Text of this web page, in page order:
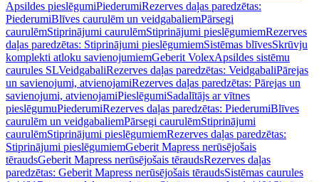
Apsildes pieslēgumiPiederumiRezerves daļas paredzētas:
PiederumiBlīves caurulēm un veidgabaliemPārsegi
caurulēmStiprinājumi caurulēmStiprinājumi pieslēgumiemRezerves
daļas paredzētas: Stiprinājumi pieslēgumiemSistēmas blīvesSkrūvju
komplekti atloku savienojumiemGeberit VolexApsildes sistēmu
caurules SLVeidgabaliRezerves daļas paredzētas: VeidgabaliPārejas
un savienojumi, atvienojamiRezerves daļas paredzētas: Pārejas un
savienojumi, atvienojamiPieslēgumiSadalītājs ar vītnes
pieslēgumuPiederumiRezerves daļas paredzētas: PiederumiBlīves
caurulēm un veidgabaliemPārsegi caurulēmStiprinājumi
caurulēmStiprinājumi pieslēgumiemRezerves daļas paredzētas:
Stiprinājumi pieslēgumiemGeberit Mapress nerūsējošais
tēraudsGeberit Mapress nerūsējošais tēraudsRezerves daļas
paredzētas: Geberit Mapress nerūsējošais tēraudsSistēmas caurules